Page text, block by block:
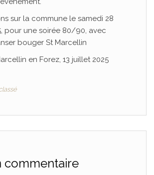
sur la commune le samedi 28
pour une soirée 80/90, avec
bouger St Marcellin
en Forez, 13 juillet 2025
commentaire